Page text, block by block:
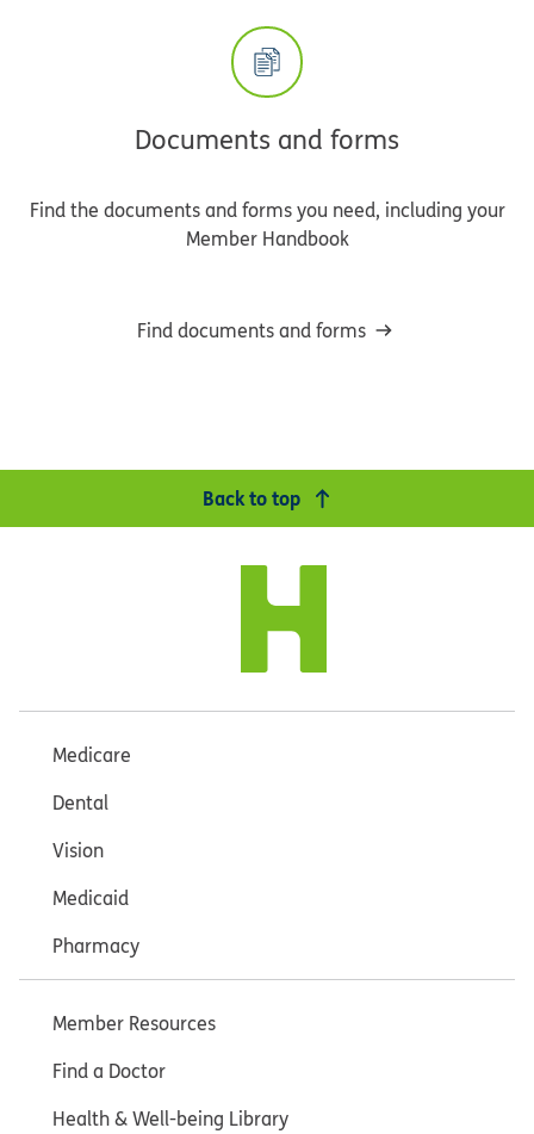
Documents and forms
Find the documents and forms you need, including your
Member Handbook
Find documents and forms
Back to top
Medicare
Dental
Vision
Medicaid
Pharmacy
Member Resources
Find a Doctor
Health & Well-being Library